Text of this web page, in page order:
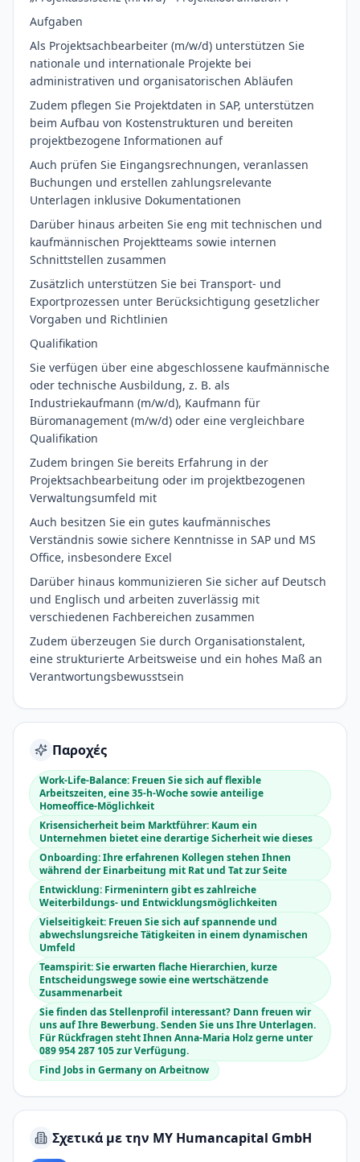
Aufgaben
Als Projektsachbearbeiter (m/w/d) unterstützen Sie
nationale und internationale Projekte bei
administrativen und organisatorischen Abläufen
Zudem pflegen Sie Projektdaten in SAP, unterstützen
beim Aufbau von Kostenstrukturen und bereiten
projektbezogene Informationen auf
Auch prüfen Sie Eingangsrechnungen, veranlassen
Buchungen und erstellen zahlungsrelevante
Unterlagen inklusive Dokumentationen
Darüber hinaus arbeiten Sie eng mit technischen und
kaufmännischen Projektteams sowie internen
Schnittstellen zusammen
Zusätzlich unterstützen Sie bei Transport- und
Exportprozessen unter Berücksichtigung gesetzlicher
Vorgaben und Richtlinien
Qualifikation
Sie verfügen über eine abgeschlossene kaufmännische
oder technische Ausbildung, z. B. als
Industriekaufmann (m/w/d), Kaufmann für
Büromanagement (m/w/d) oder eine vergleichbare
Qualifikation
Zudem bringen Sie bereits Erfahrung in der
Projektsachbearbeitung oder im projektbezogenen
Verwaltungsumfeld mit
Auch besitzen Sie ein gutes kaufmännisches
Verständnis sowie sichere Kenntnisse in SAP und MS
Office, insbesondere Excel
Darüber hinaus kommunizieren Sie sicher auf Deutsch
und Englisch und arbeiten zuverlässig mit
verschiedenen Fachbereichen zusammen
Zudem überzeugen Sie durch Organisationstalent,
eine strukturierte Arbeitsweise und ein hohes Maß an
Verantwortungsbewusstsein
Παροχές
Work-Life-Balance: Freuen Sie sich auf flexible
Arbeitszeiten, eine 35-h-Woche sowie anteilige
Homeoffice-Möglichkeit
Krisensicherheit beim Marktführer: Kaum ein
Unternehmen bietet eine derartige Sicherheit wie dieses
Onboarding: Ihre erfahrenen Kollegen stehen Ihnen
während der Einarbeitung mit Rat und Tat zur Seite
Entwicklung: Firmenintern gibt es zahlreiche
Weiterbildungs- und Entwicklungsmöglichkeiten
Vielseitigkeit: Freuen Sie sich auf spannende und
abwechslungsreiche Tätigkeiten in einem dynamischen
Umfeld
Teamspirit: Sie erwarten flache Hierarchien, kurze
Entscheidungswege sowie eine wertschätzende
Zusammenarbeit
Sie finden das Stellenprofil interessant? Dann freuen wir
uns auf Ihre Bewerbung. Senden Sie uns Ihre Unterlagen.
Für Rückfragen steht Ihnen Anna-Maria Holz gerne unter
089 954 287 105 zur Verfügung.
Find Jobs in Germany on Arbeitnow
Σχετικά με την MY Humancapital GmbH